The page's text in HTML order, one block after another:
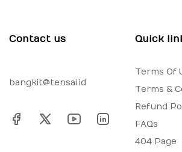
Contact us
bangkit@tensai.id
Quick
Terms Of
Terms &
Refund
FAQs
404 Page